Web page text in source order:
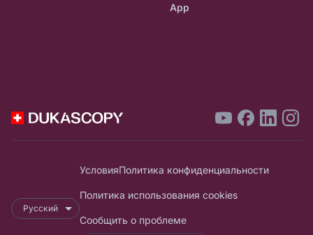
App
Русский
УсловияПолитика конфиденциальности
Политика использования cookies
Сообщить о проблеме